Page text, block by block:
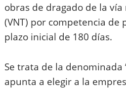
obras de dragado de la
(VNT) por competencia de
plazo inicial de 180 días.
Se trata de la denominada
apunta a elegir a la